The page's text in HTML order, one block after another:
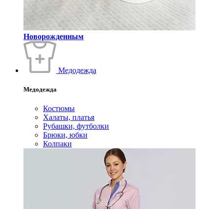
Новорожденным
Медодежда
Медодежда
Костюмы
Халаты, платья
Рубашки, футболки
Брюки, юбки
Колпаки